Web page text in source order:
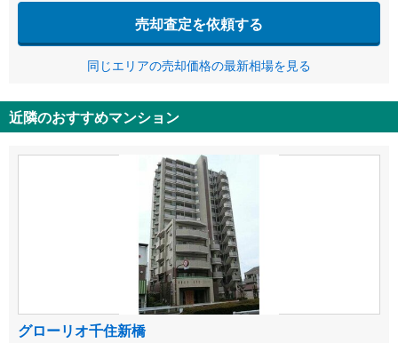
売却査定を依頼する
同じエリアの売却価格の最新相場を見る
近隣のおすすめマンション
グローリオ千住新橋